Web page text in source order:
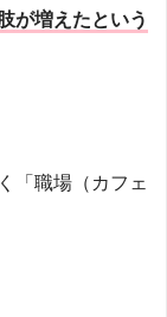
が増えたという
「職場（カフェ